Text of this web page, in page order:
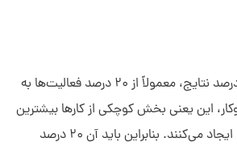
اصل پارتو می‌گوید ۸۰ درصد نتایج، معمولاً از ۲۰ درصد فعالیت‌ها به
این یعنی بخش کوچکی از کارها بیشترین
سود، رشد یا پیشرفت را ایجاد می‌کنند. بنابراین باید آن ۲۰ درصد